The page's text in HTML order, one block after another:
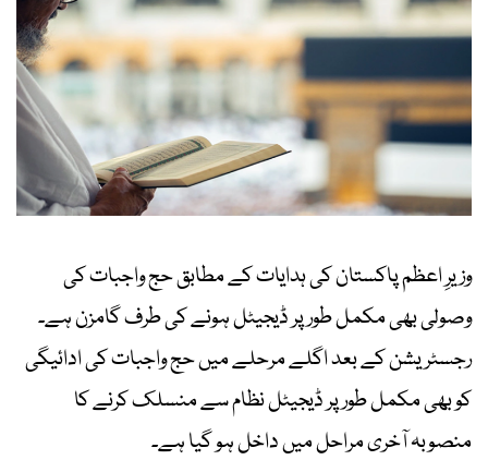
وزیرِ اعظم پاکستان کی ہدایات کے مطابق حج واجبات کی
وصولی بھی مکمل طور پر ڈیجیٹل ہونے کی طرف گامزن ہے۔
رجسٹریشن کے بعد اگلے مرحلے میں حج واجبات کی ادائیگی
کو بھی مکمل طور پر ڈیجیٹل نظام سے منسلک کرنے کا
منصوبہ آخری مراحل میں داخل ہو گیا ہے۔